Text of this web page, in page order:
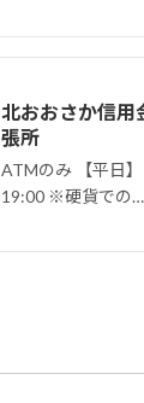
北おおさか信用
張所
ATMのみ 【平日
19:00 ※硬貨での…